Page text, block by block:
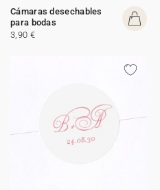
Cámaras desechables
para bodas
3,90 €